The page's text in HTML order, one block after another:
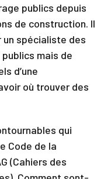
publics depuis
de construction. Il
un spécialiste des
mais de
d’une
où trouver des
qui
Code de la
(Cahiers des